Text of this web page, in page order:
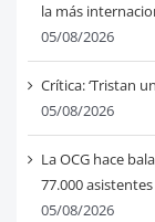
la más
05/08/2026
Crítica: ‘Tristan
05/08/2026
La OCG hace
77.000
05/08/2026